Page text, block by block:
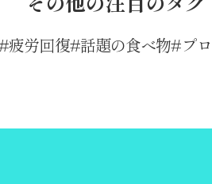
疲労回復 話題の食べ物 プ